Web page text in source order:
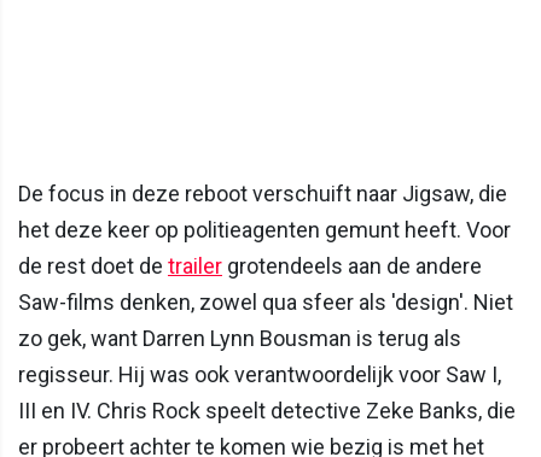
De focus in deze reboot verschuift naar Jigsaw, die
het deze keer op politieagenten gemunt heeft. Voor
de rest doet de trailer grotendeels aan de andere
Saw-films denken, zowel qua sfeer als 'design'. Niet
zo gek, want Darren Lynn Bousman is terug als
regisseur. Hij was ook verantwoordelijk voor Saw I,
III en IV. Chris Rock speelt detective Zeke Banks, die
er probeert achter te komen wie bezig is met het